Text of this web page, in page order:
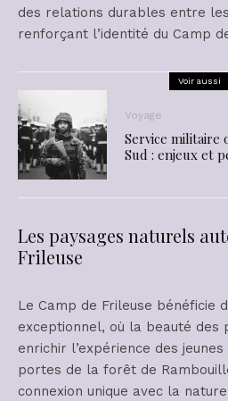
des relations durables entre
renforçant l’identité du Camp
Voir aussi
Voyage
Service militaire
Sud : enjeux et
Les paysages naturels
Frileuse
Le Camp de Frileuse bénéficie
exceptionnel, où la beauté des
enrichir l’expérience des
portes de la forêt de
connexion unique avec la